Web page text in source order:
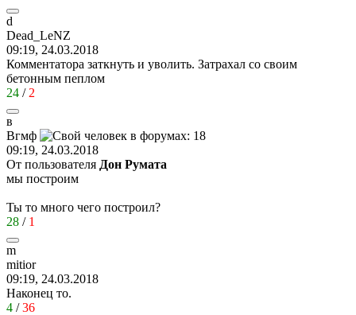
d
Dead_LeNZ
09:19, 24.03.2018
Комментатора заткнуть и уволить. Затрахал со своим
бетонным пеплом
24 / 2
в
Вгмф
09:19, 24.03.2018
От пользователя Дон Руматa
мы построим
Ты то много чего построил?
28 / 1
m
mitior
09:19, 24.03.2018
Наконец то.
4 /36